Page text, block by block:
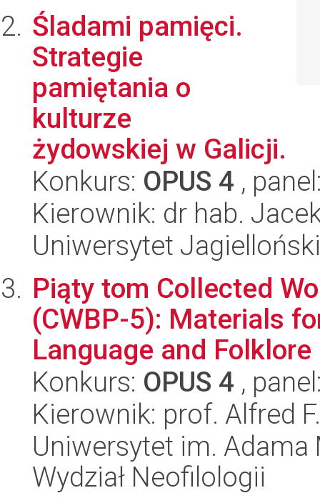
Śladami pamięci.
Strategie
pamiętania o
kulturze
żydowskiej w Galicji.
Konkurs: OPUS 4 ,
Kierownik: dr hab.
Uniwersytet
Piąty tom Collected
(CWBP-5): Materials
Language and Folklore
Konkurs: OPUS 4 ,
Kierownik: prof. Alfred
Uniwersytet im.
Wydział Neofilologii